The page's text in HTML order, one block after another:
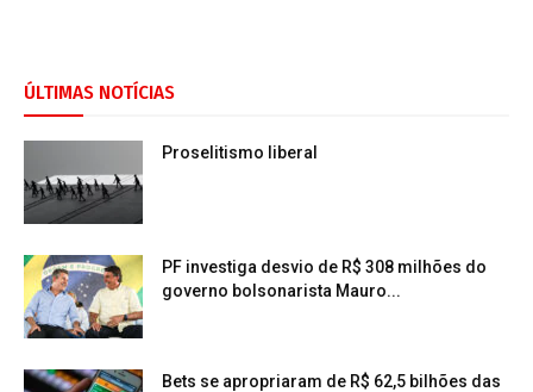
ÚLTIMAS NOTÍCIAS
Proselitismo liberal
PF investiga desvio de R$ 308 milhões do
governo bolsonarista Mauro...
Bets se apropriaram de R$ 62,5 bilhões das